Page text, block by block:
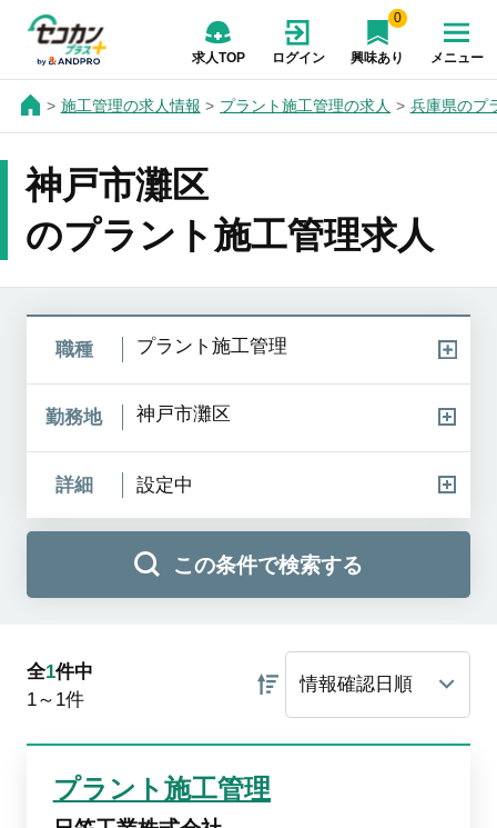
求人TOP ログイン
0
興味あり メニュー
施工管理の求人情報 プラント施工管理の求人 兵庫県のプ
神戸市灘区
のプラント施工管理求人
職種 プラント施工管理
勤務地 神戸市灘区
詳細 設定中
この条件で検索する
全1件中
1～1件
プラント施工管理